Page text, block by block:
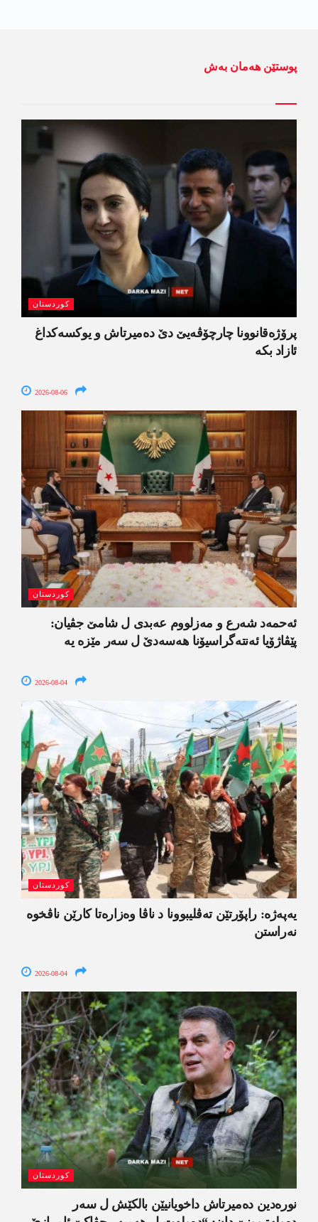
پوستێن ھەمان بەش
کوردستان
پرۆژەقانوونا چارچۆڤەیێ دێ دەمیرتاش و یوکسەکداغ
ئازاد بکە
2026-08-06
کوردستان
ئەحمەد شەرع و مەزلووم عەبدی ل شامێ جڤیان:
پێڤاژۆیا ئەنتەگراسیۆنا ھەسەدێ ل سەر مێزە یە
2026-08-04
کوردستان
یەپەژە: راپۆرتێن تەڤلیبوونا د ناڤا وەزارەتا کارێن ناڤخوە
نەراستن
2026-08-04
کوردستان
نورەدین دەمیرتاش داخویانیێن بالکێش ل سەر